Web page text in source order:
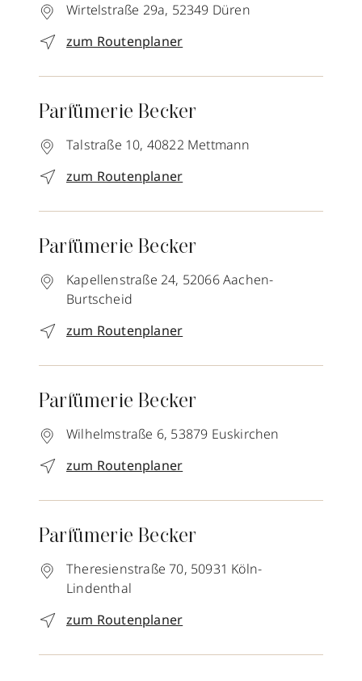
Wirtelstraße 29a, 52349 Düren
zum Routenplaner
Parfümerie Becker
Talstraße 10, 40822 Mettmann
zum Routenplaner
Parfümerie Becker
Kapellenstraße 24, 52066Aachen-
Burtscheid
zum Routenplaner
Parfümerie Becker
Wilhelmstraße 6, 53879 Euskirchen
zum Routenplaner
Parfümerie Becker
Theresienstraße 70, 50931 Köln-
Lindenthal
zum Routenplaner